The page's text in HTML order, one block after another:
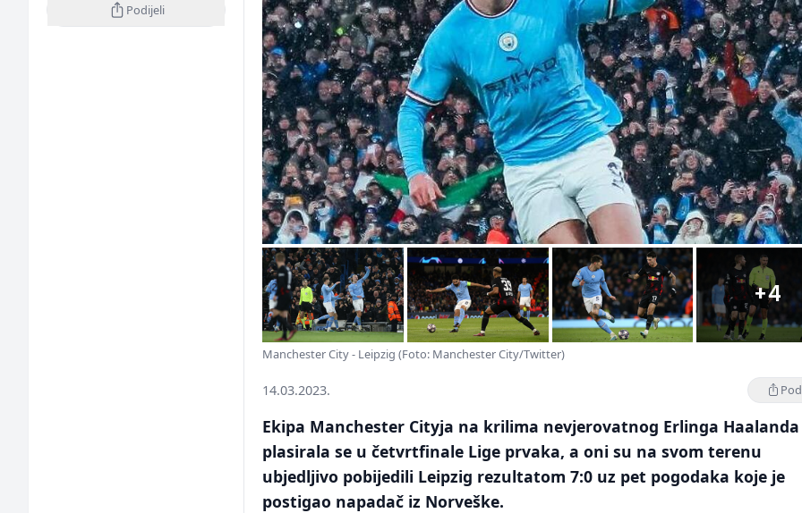
Podijeli
+4
Manchester City - Leipzig (Foto: Manchester City/Twitter)
14.03.2023.
Ekipa Manchester Cityja na krilima nevjerovatnog Erlinga Haalanda
plasirala se u četvrtfinale Lige prvaka, a oni su na svom terenu
ubjedljivo pobijedili Leipzig rezultatom 7:0 uz pet pogodaka koje je
postigao napadač iz Norveške.